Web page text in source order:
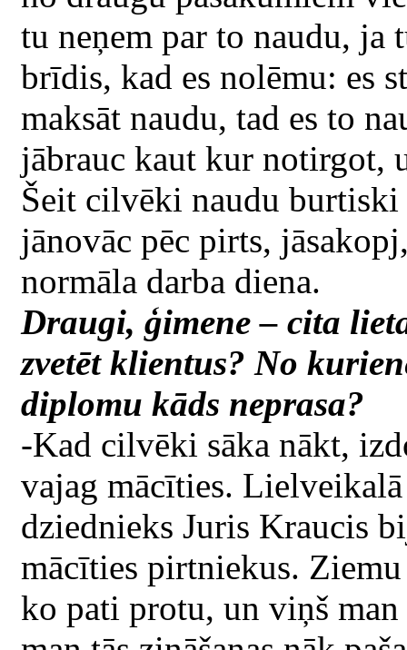
tu neņem par to naudu, ja
brīdis, kad es nolēmu: es
maksāt naudu, tad es to
jābrauc kaut kur notirgot,
Šeit cilvēki naudu burtiski
jānovāc pēc pirts,
normāla darba diena.
Draugi, ģimene – cita
zvetēt klientus? No
diplomu kāds neprasa?
-Kad cilvēki sāka nākt,
vajag mācīties.
dziednieks Juris Kraucis
mācīties pirtniekus.
ko pati protu, un viņš